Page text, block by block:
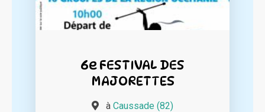
6e FESTIVAL DES
MAJORETTES
à Caussade (82)